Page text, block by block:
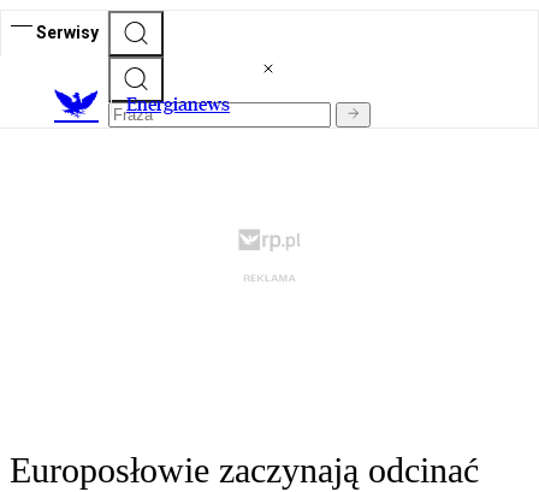
Serwisy
Energianews
Europosłowie zaczynają odcinać